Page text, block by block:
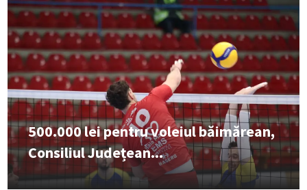
500.000 lei pentru voleiul băimărean,
Consiliul Județean...